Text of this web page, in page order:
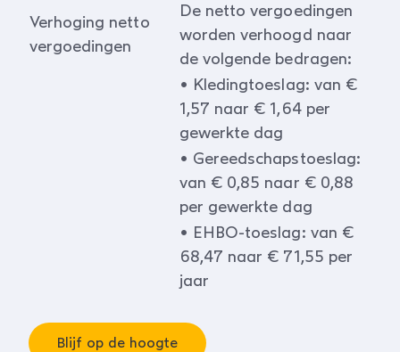
Verhoging netto
vergoedingen
De netto vergoedingen
worden verhoogd naar
de volgende bedragen:
• Kledingtoeslag: van €
1,57 naar € 1,64 per
gewerkte dag
• Gereedschapstoeslag:
van € 0,85 naar € 0,88
per gewerkte dag
• EHBO-toeslag: van €
68,47 naar € 71,55 per
jaar
Blijf op de hoogte